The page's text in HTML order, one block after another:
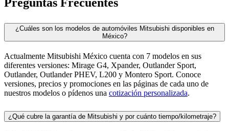
¿Cuáles son los modelos de automóviles Mitsubishi disponibles en
México?
Actualmente Mitsubishi México cuenta con 7 modelos en sus
diferentes versiones: Mirage G4, Xpander, Outlander Sport,
Outlander, Outlander PHEV, L200 y Montero Sport. Conoce
versiones, precios y promociones en las páginas de cada uno de
nuestros modelos o pídenos una cotización personalizada.
¿Qué cubre la garantía de Mitsubishi y por cuánto tiempo/kilometraje?